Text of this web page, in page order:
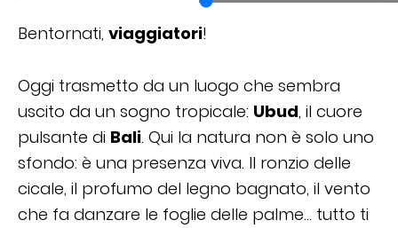
Bentornati, viaggiatori!
Oggi trasmetto da un luogo che sembra
uscito da un sogno tropicale: Ubud, il cuore
pulsante di Bali. Qui la natura non è solo uno
sfondo: è una presenza viva. Il ronzio delle
cicale, il profumo del legno bagnato, il vento
che fa danzare le foglie delle palme… tutto ti